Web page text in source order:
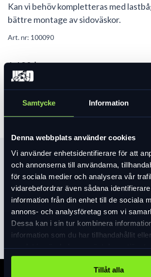
Samtycke Information
Denna webbplats använder cookies
Vi använder enhetsidentifierare för att
och annonserna till användarna,
för sociala medier och analysera vår
vidarebefordrar även sådana
information från din enhet till de sociala
annons- och analysföretag som vi
Dessa kan i sin tur kombinera
information som du har tillhandahållit
Tillåt alla
Kan vi behöv kompletteras med
bättre montage av sidoväskor.
Art. nr: 100090
1 199 kr
Produktinformation
Utrymme för däck upp till 29" × 2,5" Mått
Vikt 1.1 kg
Läs mer expand_more